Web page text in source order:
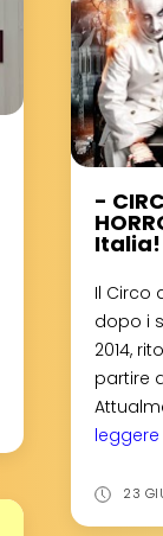
-
Italia!
Il Circo
dopo i
2014,
partire
leggere
23